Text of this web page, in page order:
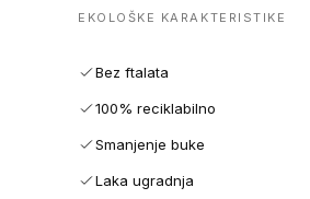
EKOLOŠKE KARAKTERISTIKE
Bez ftalata
100% reciklabilno
Smanjenje buke
Laka ugradnja